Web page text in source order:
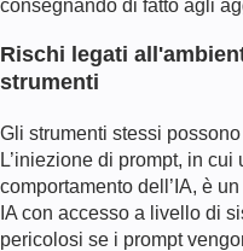
consegnando di fatto agli
Rischi legati
strumenti
Gli strumenti stessi
L’iniezione di prompt, in
comportamento dell’IA, è
IA con accesso a livello di
pericolosi se i prompt